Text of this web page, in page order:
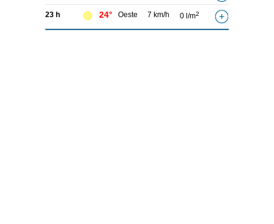
23 h 24° Oeste 7 km/h 0 l/m2